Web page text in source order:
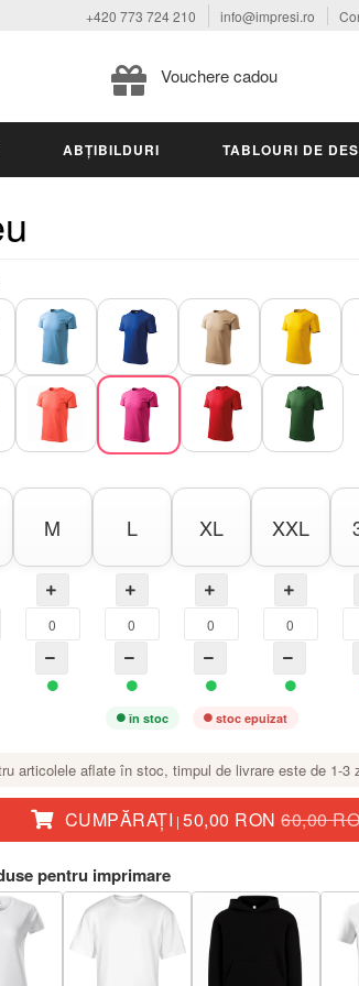
+420 773 724 210 info@impresi.ro
Vouchere cadou
ABȚIBILDURI TABLOURI DE
M L XL XXL
în stoc stoc epuizat
articolele aflate în stoc, timpul de livrare este de 1-3
CUMPĂRAŢI |50,00 RON60,00
pentru imprimare